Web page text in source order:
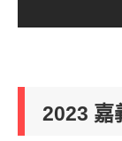
2023 嘉